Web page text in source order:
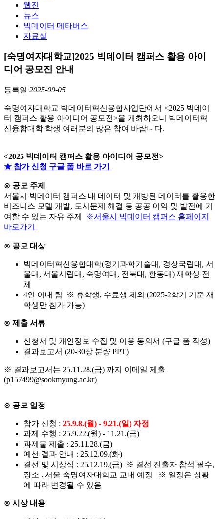
웹진
뉴스
빅데이터 메타버스
자료실
[숙명여자대학교]2025 빅데이터 캠퍼스 활용 아이
디어 공모전 안내
등록일 2025-09-05
숙명여자대학교 빅데이터혁신융합사업단에서 <2025 빅데이
터 캠퍼스 활용 아이디어 공모전>을 개최하오니 빅데이터혁
신융합대학 학생 여러분의 많은 참여 바랍니다.
<2025 빅데이터 캠퍼스 활용 아이디어 공모전>
★ 참가 신청 구글 폼 바로 가기
⊙ 공모 주제
서울시 빅데이터 캠퍼스 내 데이터 및 개방된 데이터를 활용한
비즈니스 모델 개발, 도시문제 해결 등 공공 이익 및 발전에 기
여할 수 있는 자유 주제
※서울시 빅데이터 캠퍼스 홈페이지
바로가기
⊙ 공모 대상
빅데이터혁신융합대학(경기과학기술대, 경상국립대, 서
울대, 서울시립대, 숙명여대, 전북대, 한동대) 재학생 전
체
4인 이내 팀
※ 휴학생, 수료생 제외 (2025-2학기 기준 재
학생만 참가 가능)
⊙ 제출 서류
신청서 및 개인정보 수집 및 이용 동의서 (구글 폼 작성)
결과보고서 (20-30장 분량 PPT)
※ 결과보고서는 25.11.28.(금) 까지 이메일 제출
(p157499@sookmyung.ac.kr)
⊙ 공모 일정
참가 신청 : 25.9.8.(월) - 9.21.(일) 자정
과제 수행 : 25.9.22.(월) - 11.21.(금)
과제물 제출 : 25.11.28.(금)
예선 결과 안내 : 25.12.09.(화)
결선 및 시상식 : 25.12.19.(금) ※ 결선 진출자 참석 필수,
장소 : 서울 숙명여자대학교 교내 예정
※ 일정은 상황
에 따라 변경될 수 있음
⊙ 시상 내용